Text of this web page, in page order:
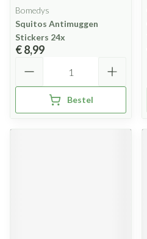
Bomedys
Squitos Antimuggen
Stickers 24x
€ 8,99
Bestel